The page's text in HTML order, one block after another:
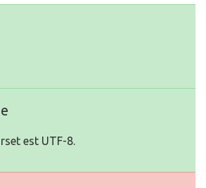
est UTF-8.